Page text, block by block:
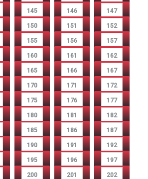
145 146 147
150 151 152
155 156 157
160 161 162
165 166 167
170 171 172
175 176 177
180 181 182
185 186 187
190 191 192
195 196 197
200 201 202